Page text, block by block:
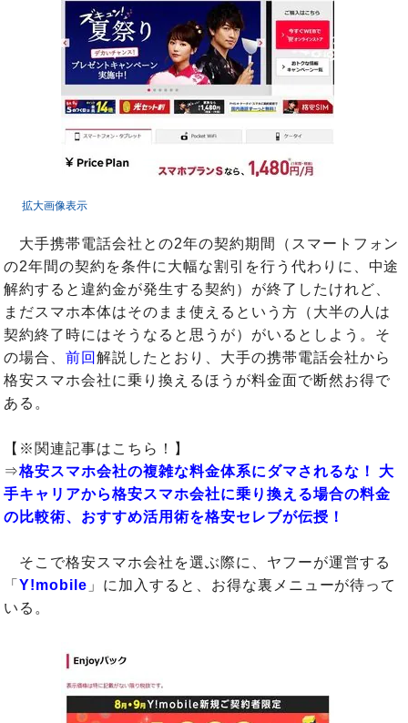
拡大画像表示
大手携帯電話会社との2年の契約期間（スマートフォン
の2年間の契約を条件に大幅な割引を行う代わりに、中途
解約すると違約金が発生する契約）が終了したけれど、
まだスマホ本体はそのまま使えるという方（大半の人は
契約終了時にはそうなると思うが）がいるとしよう。そ
の場合、前回解説したとおり、大手の携帯電話会社から
格安スマホ会社に乗り換えるほうが料金面で断然お得で
ある。
【※関連記事はこちら！】
⇒格安スマホ会社の複雑な料金体系にダマされるな！ 大
手キャリアから格安スマホ会社に乗り換える場合の料金
の比較術、おすすめ活用術を格安セレブが伝授！
そこで格安スマホ会社を選ぶ際に、ヤフーが運営する
「Y!mobile 」に加入すると、お得な裏メニューが待って
いる。